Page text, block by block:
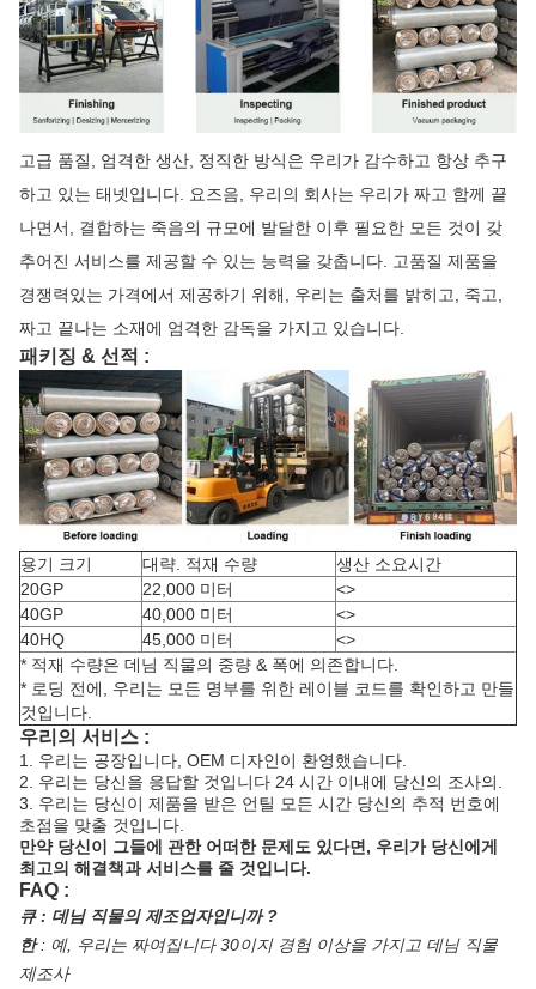
고급 품질, 엄격한 생산, 정직한 방식은 우리가 감수하고 항상 추구
하고 있는 태넷입니다. 요즈음, 우리의 회사는 우리가 짜고 함께 끝
나면서, 결합하는 죽음의 규모에 발달한 이후 필요한 모든 것이 갖
추어진 서비스를 제공할 수 있는 능력을 갖춥니다. 고품질 제품을
경쟁력있는 가격에서 제공하기 위해, 우리는 출처를 밝히고, 죽고,
짜고 끝나는 소재에 엄격한 감독을 가지고 있습니다.
패키징 & 선적 :
용기 크기 대략. 적재 수량
생산 소요시간
20GP
22,000 미터
<>
40GP
40,000 미터
<>
40HQ
45,000 미터
<>
* 적재 수량은 데님 직물의 중량 & 폭에 의존합니다.
* 로딩 전에, 우리는 모든 명부를 위한 레이블 코드를 확인하고 만들
것입니다.
우리의 서비스 :
1. 우리는 공장입니다, OEM 디자인이 환영했습니다.
2. 우리는 당신을 응답할 것입니다 24 시간 이내에 당신의 조사의.
3. 우리는 당신이 제품을 받은 언틸 모든 시간 당신의 추적 번호에
초점을 맞출 것입니다.
만약 당신이 그들에 관한 어떠한 문제도 있다면, 우리가 당신에게
최고의 해결책과 서비스를 줄 것입니다.
FAQ :
큐 : 데님 직물의 제조업자입니까 ?
한: 예, 우리는 짜여집니다 30이지 경험 이상을 가지고 데님 직물
제조사